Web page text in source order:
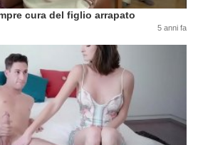
cura del figlio arrapato
5 anni fa